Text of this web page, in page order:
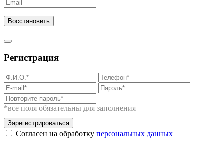
Восстановить
Регистрация
*все поля обязательны для заполнения
Зарегистрироваться
Согласен на обработку персональных данных